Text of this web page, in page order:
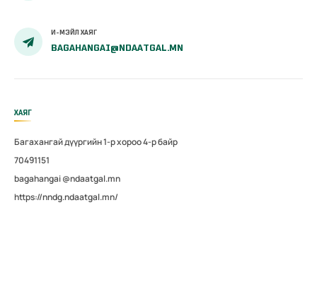
И-МЭЙЛ ХАЯГ
BAGAHANGAI@NDAATGAL.MN
ХАЯГ
Багахангай дүүргийн 1-р хороо 4-р байр
70491151
bagahangai @ndaatgal.mn
https://nndg.ndaatgal.mn/